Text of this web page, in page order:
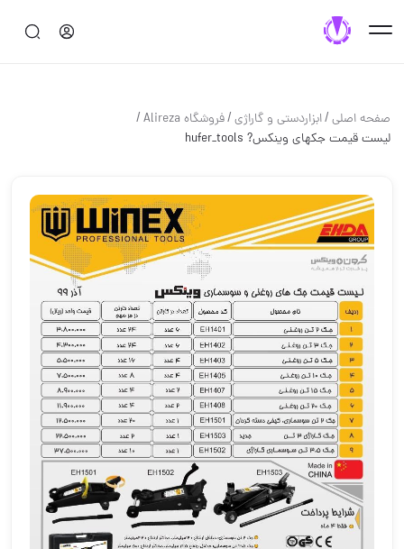
صفحه اصلی/ابزاردستی و گاراژی/فروشگاه Alireza /
لیست قیمت جکهای وینکس? hufer_tools